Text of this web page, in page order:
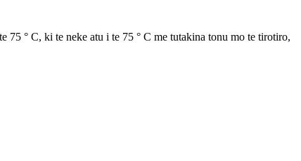
75 ° C, ki te neke atu i te 75 ° C me tutakina tonu mo te tirotiro,